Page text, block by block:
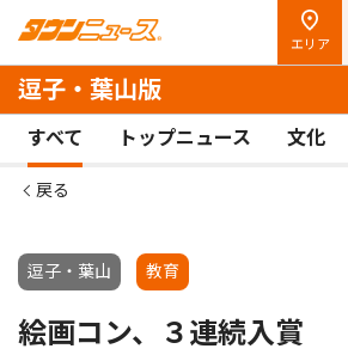
エリア
逗子・葉山版
すべて トップニュース 文化
戻る
逗子・葉山 教育
絵画コン、３連続入賞